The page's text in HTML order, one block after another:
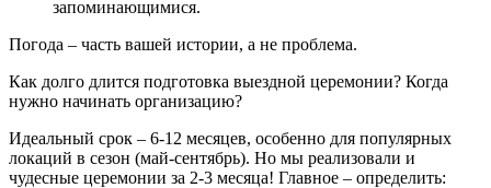
запоминающимися.
Погода – часть вашей истории, а не проблема.
Как долго длится подготовка выездной церемонии? Когда
нужно начинать организацию?
Идеальный срок – 6-12 месяцев, особенно для популярных
локаций в сезон (май-сентябрь). Но мы реализовали и
чудесные церемонии за 2-3 месяца! Главное – определить: